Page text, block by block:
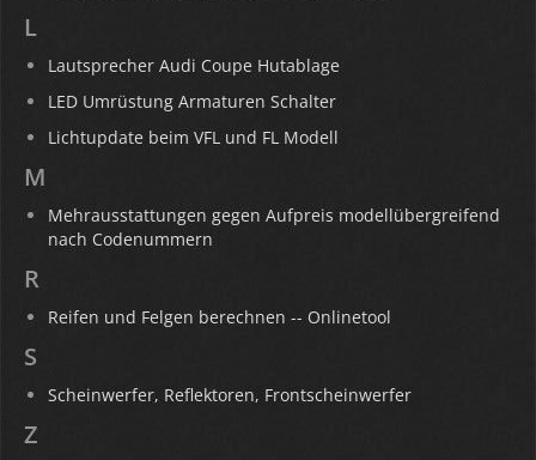
L
Lautsprecher Audi Coupe Hutablage
LED Umrüstung Armaturen Schalter
Lichtupdate beim VFL und FL Modell
M
Mehrausstattungen gegen Aufpreis modellübergreifend
nach Codenummern
R
Reifen und Felgen berechnen -- Onlinetool
S
Scheinwerfer, Reflektoren, Frontscheinwerfer
Z